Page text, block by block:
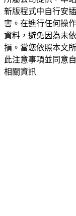
新版程式中自行安
害。在進行任何操
資料，避免因為未
損。當您依照本文
此注意事項並同意
相關資訊